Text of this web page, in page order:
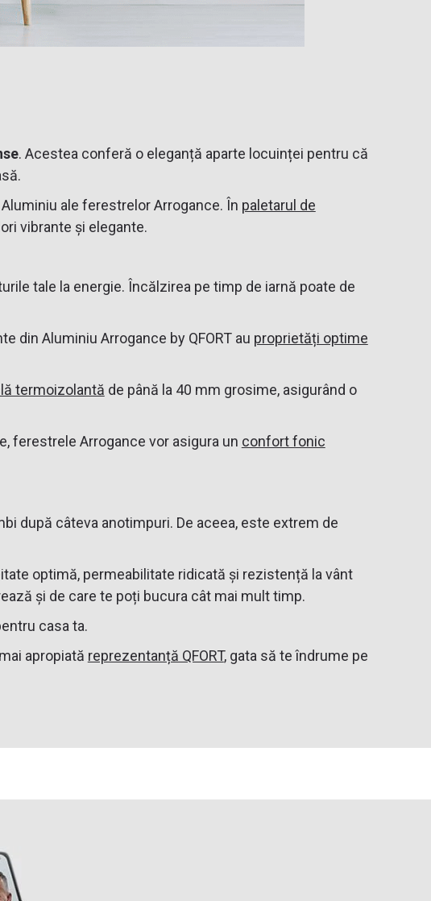
. Acestea conferă o eleganță aparte locuinței pentru că
ale ferestrelor Arrogance. În paletarul de
vibrante și elegante.
tale la energie. Încălzirea pe timp de iarnă poate de
din Aluminiu Arrogance by QFORT au proprietăți optime
termoizolantă de până la 40 mm grosime, asigurând o
ferestrele Arrogance vor asigura un confort fonic
după câteva anotimpuri. De aceea, este extrem de
optimă, permeabilitate ridicată și rezistență la vânt
și de care te poți bucura cât mai mult timp.
casa ta.
apropiată reprezentanță QFORT, gata să te îndrume pe